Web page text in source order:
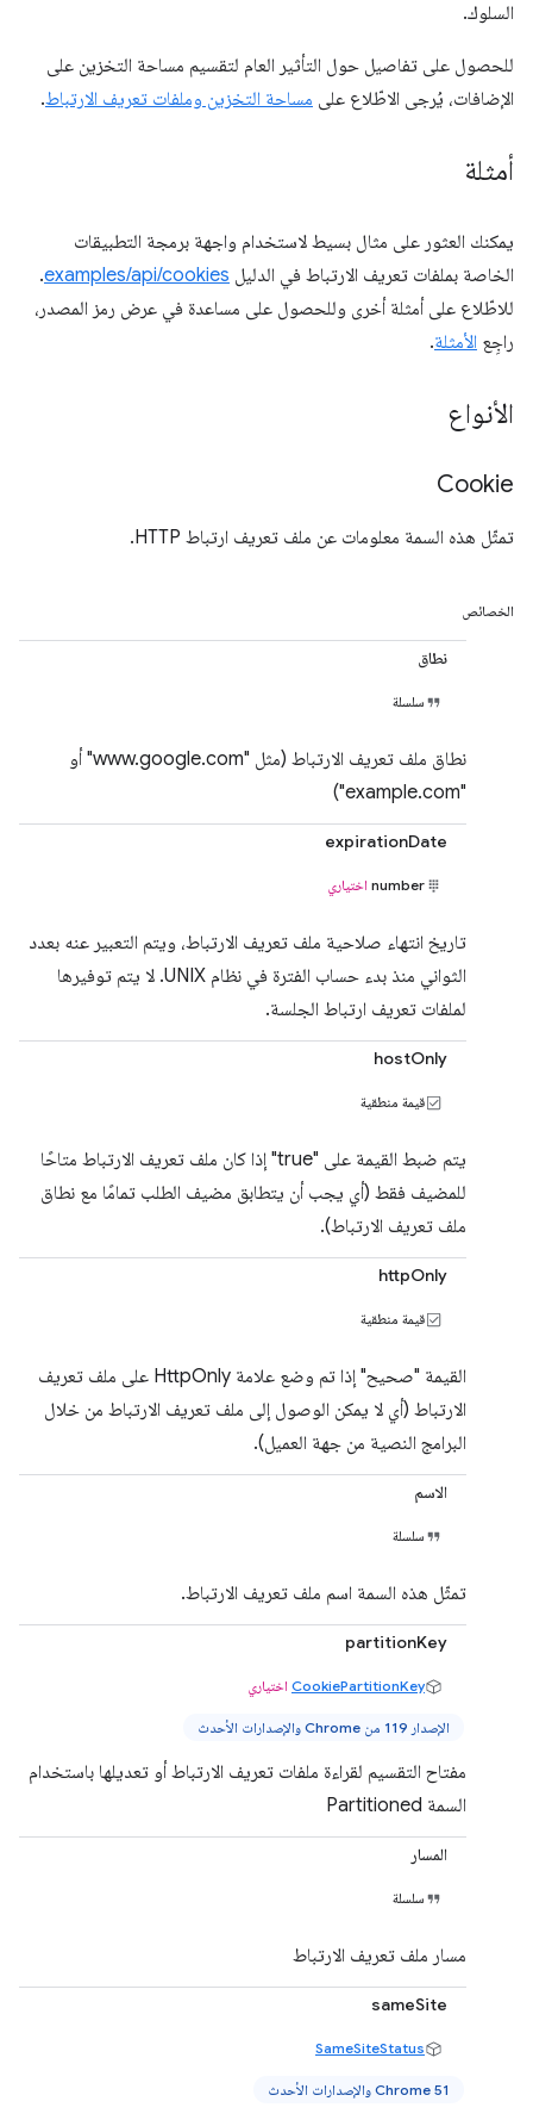
السلوك.
للحصول على تفاصيل حول التأثير العام لتقسيم مساحة التخزين على
الإضافات، يُرجى الاطّلاع على مساحة التخزين وملفات تعريف الارتباط.
أمثلة
يمكنك العثور على مثال بسيط لاستخدام واجهة برمجة التطبيقات
الخاصة بملفات تعريف الارتباط في الدليل examples/api/cookies
.
للاطّلاع على أمثلة أخرى وللحصول على مساعدة في عرض رمز المصدر،
راجِع الأمثلة.
الأنواع
Cookie
تمثّل هذه السمة معلومات عن ملف تعريف ارتباط HTTP.
الخصائص
نطاق
سلسلة
نطاق ملف تعريف الارتباط (مثل "www.google.com" أو
"example.com")
expirationDate
number اختياري
تاريخ انتهاء صلاحية ملف تعريف الارتباط، ويتم التعبير عنه بعدد
الثواني منذ بدء حساب الفترة في نظام UNIX. لا يتم توفيرها
لملفات تعريف ارتباط الجلسة.
hostOnly
قيمة منطقية
يتم ضبط القيمة على "true" إذا كان ملف تعريف الارتباط متاحًا
للمضيف فقط (أي يجب أن يتطابق مضيف الطلب تمامًا مع نطاق
ملف تعريف الارتباط).
httpOnly
قيمة منطقية
القيمة "صحيح" إذا تم وضع علامة HttpOnly على ملف تعريف
الارتباط (أي لا يمكن الوصول إلى ملف تعريف الارتباط من خلال
البرامج النصية من جهة العميل).
الاسم
سلسلة
تمثّل هذه السمة اسم ملف تعريف الارتباط.
partitionKey
CookiePartitionKey اختياري
الإصدار 119 من Chrome والإصدارات الأحدث
مفتاح التقسيم لقراءة ملفات تعريف الارتباط أو تعديلها باستخدام
السمة Partitioned
المسار
سلسلة
مسار ملف تعريف الارتباط
sameSite
SameSiteStatus
Chrome 51 والإصدارات الأحدث